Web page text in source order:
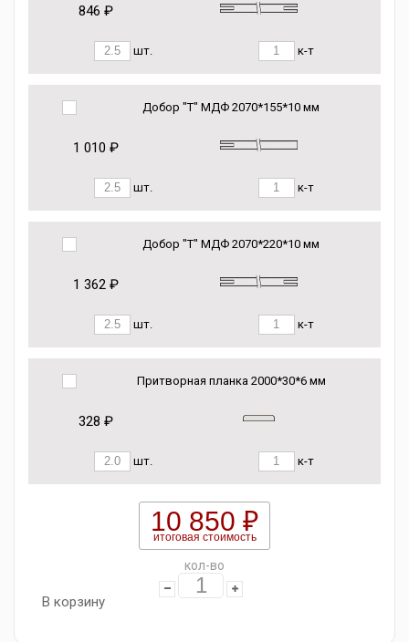
846 ₽
шт. к-т
Добор "Т" МДФ 2070*155*10 мм
1 010 ₽
шт. к-т
Добор "Т" МДФ 2070*220*10 мм
1 362 ₽
шт. к-т
Притворная планка 2000*30*6 мм
328 ₽
шт. к-т
10 850 ₽
итоговая стоимость
кол-во
В корзину